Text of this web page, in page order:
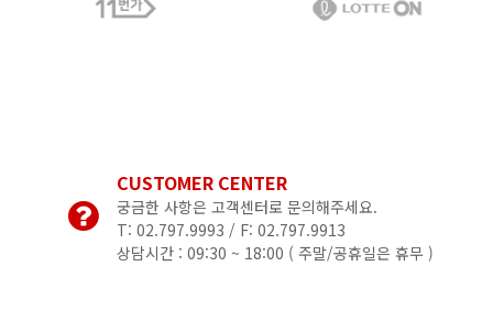
CUSTOMER CENTER
궁금한 사항은 고객센터로 문의해주세요.
T: 02.797.9993 / F: 02.797.9913
상담시간 : 09:30 ~ 18:00 ( 주말/공휴일은 휴무 )